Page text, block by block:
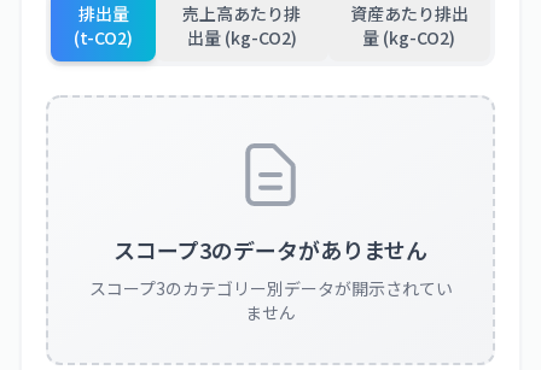
排出量
(t-CO2)
売上高あたり排
出量 (kg-CO2)
資産あたり排出
量 (kg-CO2)
スコープ3のデータがありません
スコープ3のカテゴリー別データが開示されてい
ません